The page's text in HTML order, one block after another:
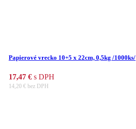
Papierové vrecko 10+5 x 22cm, 0,5kg /1000ks/
17,47 € s DPH
14,20 € bez DPH